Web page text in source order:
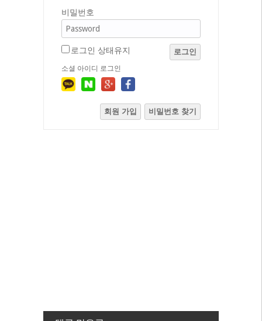
비밀번호
로그인 상태유지 로그인
소셜 아이디 로그인
회원 가입 비밀번호 찾기